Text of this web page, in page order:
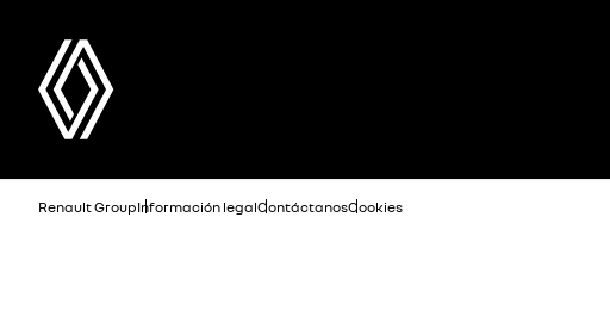
Renault GroupInformación legalContáctanosCookies